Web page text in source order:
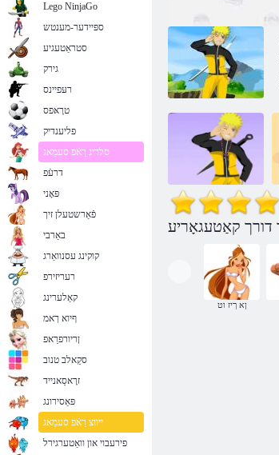
ךיז ןלעטשרַאֿפ
ןא ךיז וט
Lego NinjaGo
ספּיידער-מענטש
סטראַטעגיע
גירק
רעּפיינס
טרָאּפס
פליענדיק
סלריג רַאֿפ סעמַאג
דרעֿפ
פּאָני
פֿאַרשטעלן זיך
באַרבי
קוקינג עסנוואַרג
רעריזירפ
קאַלערינג
ףיוא ךאמ
ןריורפרַאפ
סקַאלב טנוב
זרָאסַאנייד
פּאַסירונג
ייווצ רַאֿפ סעמַאג
פירעבוי און וואַטערגירל